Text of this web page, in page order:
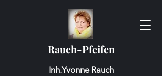
Rauch-Pfeifen
Inh.Yvonne Rauch